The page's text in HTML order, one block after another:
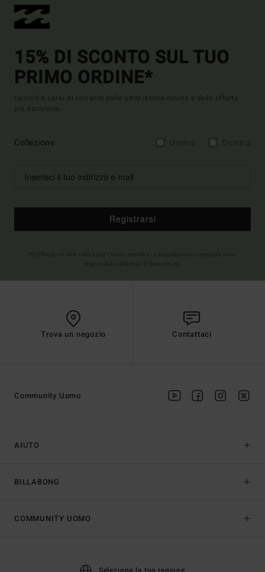
15% DI SCONTO SUL TUO
PRIMO ORDINE*
Iscriviti e sarai al corrente delle ultimissime novità e delle offerte
più esclusive.
Collezione
Registrarsi
Trova un negozio Contattaci
AIUTO
BILLABONG
Community Uomo
COMMUNITY UOMO